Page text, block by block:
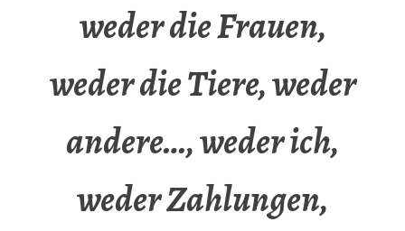
weder die Frauen,
weder die Tiere, weder
andere…, weder ich,
weder Zahlungen,